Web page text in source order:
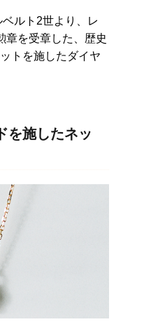
ルト2世より、レ
章を受章した、歴史
トを施したダイヤ
を施したネッ